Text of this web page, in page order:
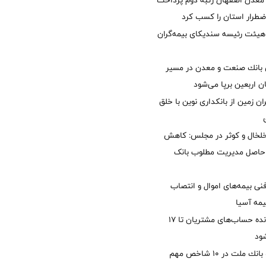
استان را كسب كرد
رئیسه سندیکای بیمه‌گران
صنعت و معدن در مسیر
اربعین برپا می‌شود
زمین از بانکداری نوین با خلق
خلخال و کوثر در مجلس: کاهش
حاصل مدیریت مطلوب بانک
بیمه‌های اموال و انتصاب
آسیا
مغایرت‌ باقیمانده حساب‌های مشتریان تا ۱۷
جایگاه نخست بانك ملت در 10 شاخص مهم